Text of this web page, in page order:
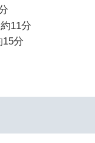
11分
分